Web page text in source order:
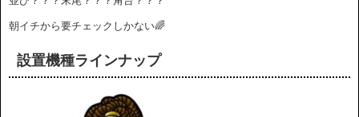
朝イチから要チェックしかない🌈
設置機種ラインナップ